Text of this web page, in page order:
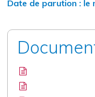
Date de parution : le